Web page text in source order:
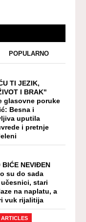
POPULARNO
TI JEZIK,
I BRAK"
glasovne poruke
Besna i
uputila
i pretnje
NEVIĐEN
su do sada
stari
na naplatu, a
vuk rijalitija